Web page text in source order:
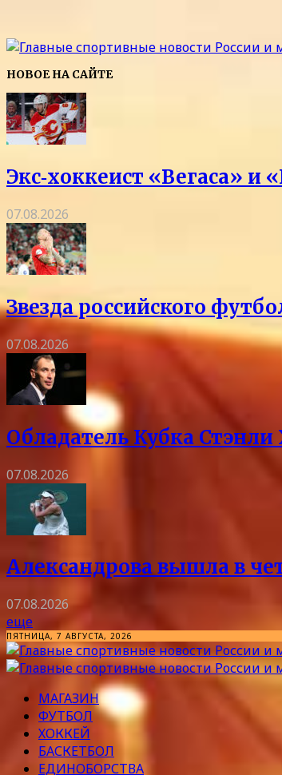
НОВОЕ НА САЙТЕ
Экс‑хоккеист «Вегаса»
07.08.2026
Звезда российского
07.08.2026
Обладатель Кубка
07.08.2026
Александрова вышла в
07.08.2026
еще
ПЯТНИЦА, 7 АВГУСТА, 2026
МАГАЗИН
ФУТБОЛ
ХОККЕЙ
БАСКЕТБОЛ
ЕДИНОБОРСТВА